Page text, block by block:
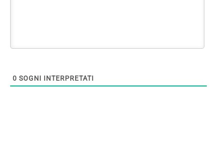
0 SOGNI INTERPRETATI